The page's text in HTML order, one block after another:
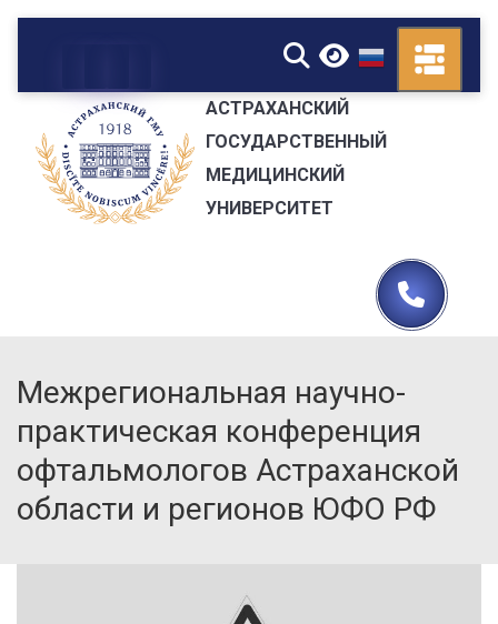
▼
АСТРАХАНСКИЙ
ГОСУДАРСТВЕННЫЙ
МЕДИЦИНСКИЙ
УНИВЕРСИТЕТ
Межрегиональная научно-
практическая конференция
офтальмологов Астраханской
области и регионов ЮФО РФ